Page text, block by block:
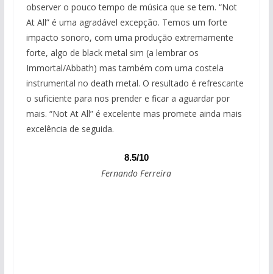
observer o pouco tempo de música que se tem. “Not
At All” é uma agradável excepção. Temos um forte
impacto sonoro, com uma produção extremamente
forte, algo de black metal sim (a lembrar os
Immortal/Abbath) mas também com uma costela
instrumental no death metal. O resultado é refrescante
o suficiente para nos prender e ficar a aguardar por
mais. “Not At All” é excelente mas promete ainda mais
excelência de seguida.
8.5/10
Fernando Ferreira